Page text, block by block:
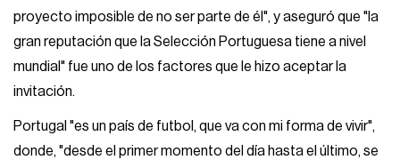
proyecto imposible de no ser parte de él", y aseguró que "la
gran reputación que la Selección Portuguesa tiene a nivel
mundial" fue uno de los factores que le hizo aceptar la
invitación.
Portugal "es un país de futbol, que va con mi forma de vivir",
donde, "desde el primer momento del día hasta el último, se